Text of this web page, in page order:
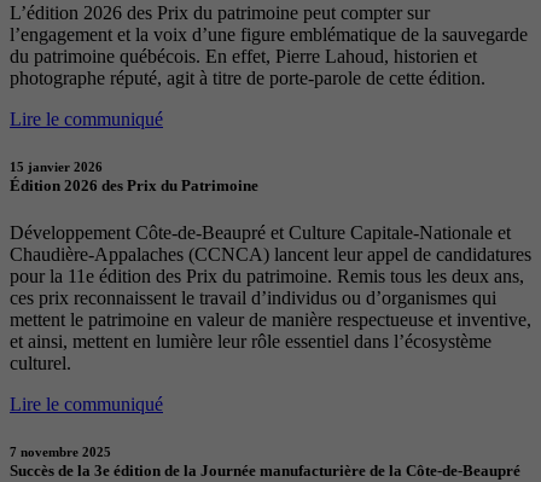
L’édition 2026 des Prix du patrimoine peut compter sur
l’engagement et la voix d’une figure emblématique de la sauvegarde
du patrimoine québécois. En effet, Pierre Lahoud, historien et
photographe réputé, agit à titre de porte-parole de cette édition.
Lire le communiqué
15 janvier 2026
Édition 2026 des Prix du Patrimoine
Développement Côte-de-Beaupré et Culture Capitale-Nationale et
Chaudière-Appalaches (CCNCA) lancent leur appel de candidatures
pour la 11e édition des Prix du patrimoine. Remis tous les deux ans,
ces prix reconnaissent le travail d’individus ou d’organismes qui
mettent le patrimoine en valeur de manière respectueuse et inventive,
et ainsi, mettent en lumière leur rôle essentiel dans l’écosystème
culturel.
Lire le communiqué
7 novembre 2025
Succès de la 3e édition de la Journée manufacturière de la Côte-de-Beaupré